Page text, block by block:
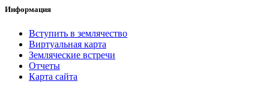
Информация
Вступить в землячество
Виртуальная карта
Земляческие встречи
Отчеты
Карта сайта